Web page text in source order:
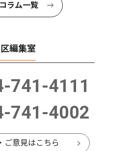
コラム一覧
編集室
741-4111
741-4002
ご意見はこちら